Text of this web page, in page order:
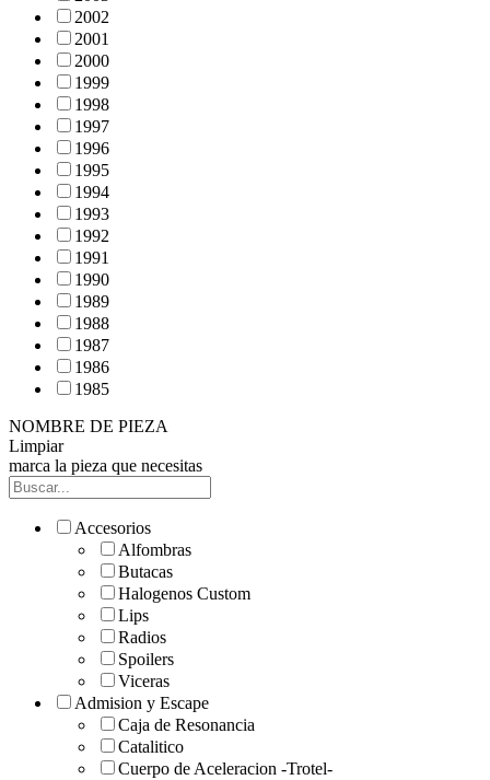
2002
2001
2000
1999
1998
1997
1996
1995
1994
1993
1992
1991
1990
1989
1988
1987
1986
1985
NOMBRE DE PIEZA
Limpiar
marca la pieza que necesitas
Accesorios
Alfombras
Butacas
Halogenos Custom
Lips
Radios
Spoilers
Viceras
Admision y Escape
Caja de Resonancia
Catalitico
Cuerpo de Aceleracion -Trotel-